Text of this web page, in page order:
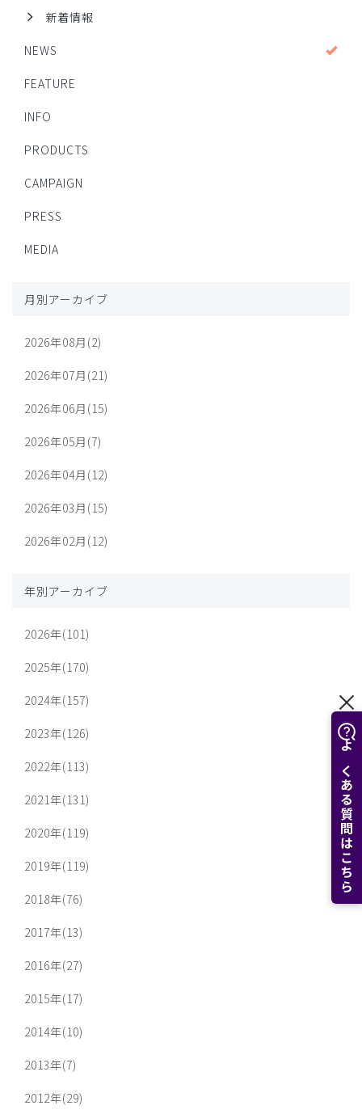
よくある質問はこちら
新着情報
NEWS
FEATURE
INFO
PRODUCTS
CAMPAIGN
PRESS
MEDIA
月別アーカイブ
2026年08月(2)
2026年07月(21)
2026年06月(15)
2026年05月(7)
2026年04月(12)
2026年03月(15)
2026年02月(12)
年別アーカイブ
2026年(101)
2025年(170)
2024年(157)
2023年(126)
2022年(113)
2021年(131)
2020年(119)
2019年(119)
2018年(76)
2017年(13)
2016年(27)
2015年(17)
2014年(10)
2013年(7)
2012年(29)